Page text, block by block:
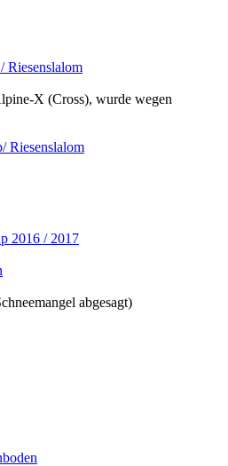
Riesenslalom
X (Cross), wurde wegen
Riesenslalom
2016 / 2017
abgesagt)